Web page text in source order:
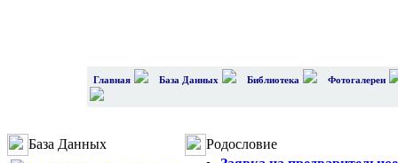
Главная База Данных Библиотека Фотогалереи
База Данных
Родословие